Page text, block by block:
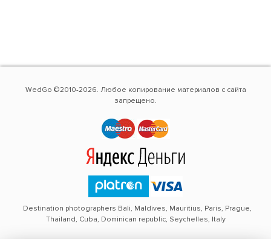
WedGo ©2010-2026. Любое копирование материалов с сайта
запрещено.
Destination photographers Bali, Maldives, Mauritius, Paris, Prague,
Thailand, Cuba, Dominican republic, Seychelles, Italy